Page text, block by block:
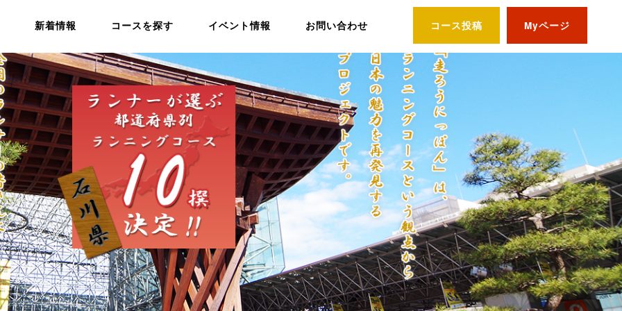
新着情報 コースを探す イベント情報 お問い合わせ コース投稿 Myページ